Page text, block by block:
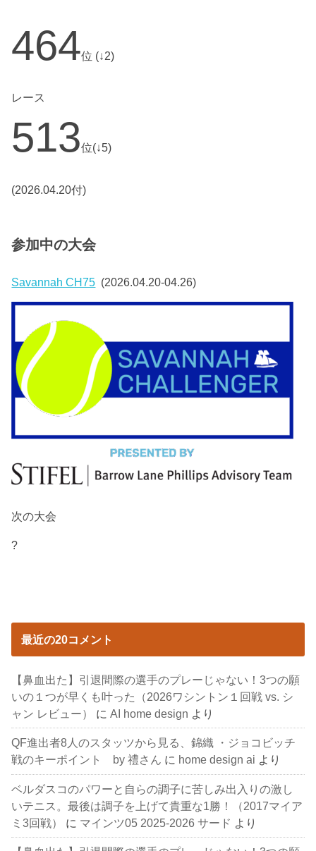
464位 (↓2)
レース
513位(↓5)
(2026.04.20付)
参加中の大会
Savannah CH75 (2026.04.20-04.26)
次の大会
?
最近の20コメント
【鼻血出た】引退間際の選手のプレーじゃない！3つの願
いの１つが早くも叶った（2026ワシントン１回戦 vs. シ
ャン レビュー）
にAI home design より
QF進出者8人のスタッツから見る、錦織 ・ジョコビッチ
戦のキーポイント by 禮さん に home design ai より
ベルダスコのパワーと自らの調子に苦しみ出入りの激し
いテニス。最後は調子を上げて貴重な1勝！（2017マイア
ミ3回戦）
に マインツ05 2025-2026 サード より